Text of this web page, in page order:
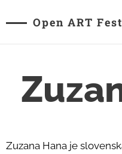
Open ART Fest
Zuzana Hana je